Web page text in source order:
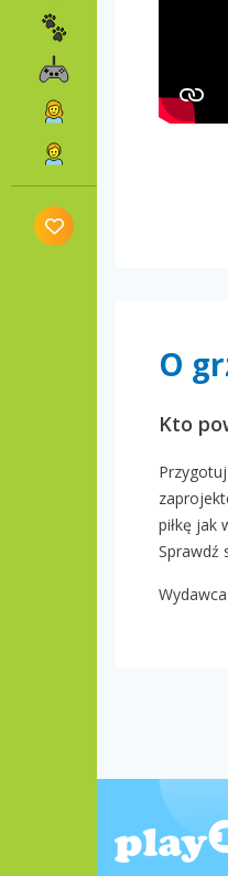
O
Kto
piłkę jak
Sprawdź